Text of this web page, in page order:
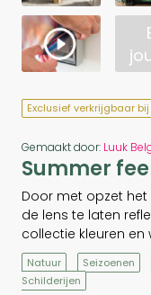
Exclusief verkrijgbaar
Gemaakt door: Luuk
Summer
Door met opzet
de lens te laten
collectie kleuren en
Natuur Seizoenen
Schilderijen